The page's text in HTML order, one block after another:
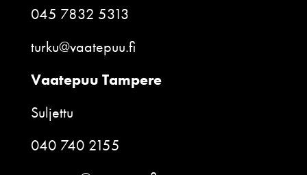
045 7832 5313
turku@vaatepuu.fi
Vaatepuu Tampere
Suljettu
040 740 2155